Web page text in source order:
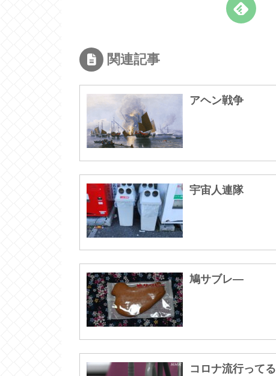
関連記事
アヘン戦争
宇宙人連隊
鳩サブレ―
コロナ流行ってる